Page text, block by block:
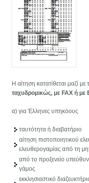
Η αίτηση κατατίθεται μαζί
ταχυδροµικώς, με FAX ή με
α) για Έλληνες υπηκόους
ταυτότητα ή διαβατήριο
αίτηση πιστοποιητικού
ελευθερογαμίας από τη
από το προξενείο
γάμος
εκκλησιαστικό